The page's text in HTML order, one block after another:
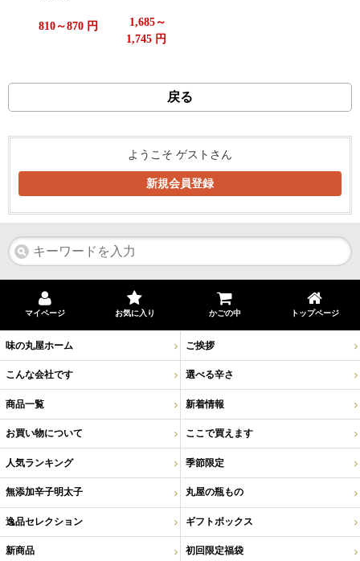
810～870 円
1,685～
1,745 円
戻る
ようこそ ゲストさん
新規会員登録
マイページ お気に入り かごの中 トップページ
味の丸屋ホーム ご挨拶
こんな会社です 選べる辛さ
商品一覧 新着情報
お買い物について ここで買えます
人気ランキング 季節限定
無添加辛子明太子 丸屋の瓶もの
逸品セレクション ギフトボックス
新商品 初回限定福袋